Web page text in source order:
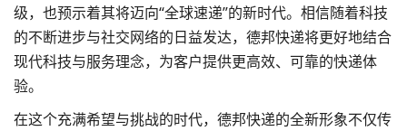
级，也预示着其将迈向“全球速递”的新时代。相信随着科技
的不断进步与社交网络的日益发达，德邦快递将更好地结合
现代科技与服务理念，为客户提供更高效、可靠的快递体
验。
在这个充满希望与挑战的时代，德邦快递的全新形象不仅传